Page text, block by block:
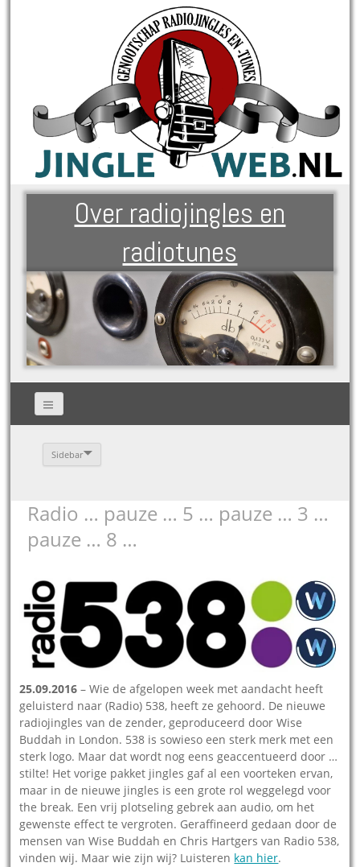
Over radiojingles en
radiotunes
Sidebar
Radio … pauze … 5 … pauze … 3 …
pauze … 8 …
25.09.2016 – Wie de afgelopen week met aandacht heeft
geluisterd naar (Radio) 538, heeft ze gehoord. De nieuwe
radiojingles van de zender, geproduceerd door Wise
Buddah in London. 538 is sowieso een sterk merk met een
sterk logo. Maar dat wordt nog eens geaccentueerd door …
stilte! Het vorige pakket jingles gaf al een voorteken ervan,
maar in de nieuwe jingles is een grote rol weggelegd voor
the break. Een vrij plotseling gebrek aan audio, om het
gewenste effect te vergroten. Geraffineerd gedaan door de
mensen van Wise Buddah en Chris Hartgers van Radio 538,
vinden wij. Maar wie zijn wij? Luisteren kan hier.